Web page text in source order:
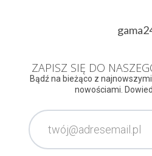
ZAPISZ SIĘ DO
Bądź na bieżąco z
nowościami.